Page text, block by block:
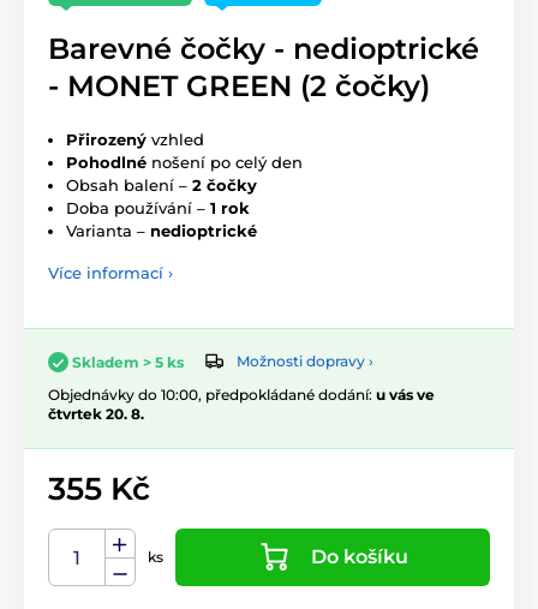
Barevné čočky - nedioptrické
- MONET GREEN (2 čočky)
Přirozený vzhled
Pohodlné nošení po celý den
Obsah balení – 2 čočky
Doba používání – 1 rok
Varianta – nedioptrické
Více informací ›
Skladem > 5 ks
Možnosti dopravy ›
Objednávky do 10:00, předpokládané dodání: u vás ve
čtvrtek 20. 8.
355 Kč
ks Do košíku